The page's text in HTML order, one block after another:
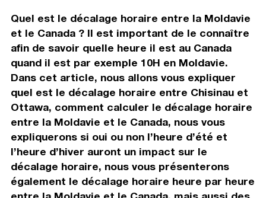
Quel est le décalage horaire entre la Moldavie
et le Canada ? Il est important de le connaître
afin de savoir quelle heure il est au Canada
quand il est par exemple 10H en Moldavie.
Dans cet article, nous allons vous expliquer
quel est le décalage horaire entre Chisinau et
Ottawa, comment calculer le décalage horaire
entre la Moldavie et le Canada, nous vous
expliquerons si oui ou non l’heure d’été et
l’heure d’hiver auront un impact sur le
décalage horaire, nous vous présenterons
également le décalage horaire heure par heure